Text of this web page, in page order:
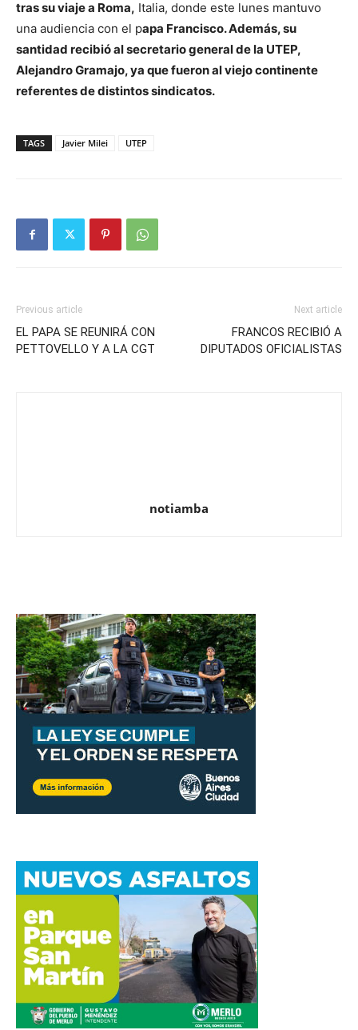
tras su viaje a Roma, Italia, donde este lunes mantuvo
una audiencia con el papa Francisco. Además, su
santidad recibió al secretario general de la UTEP,
Alejandro Gramajo, ya que fueron al viejo continente
referentes de distintos sindicatos.
TAGS Javier Milei UTEP
Previous article
EL PAPA SE REUNIRÁ CON
PETTOVELLO Y A LA CGT
Next article
FRANCOS RECIBIÓ A
DIPUTADOS OFICIALISTAS
notiamba